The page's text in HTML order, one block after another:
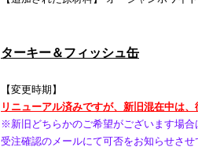
ターキー＆フィッシュ缶
【変更時期】
リニューアル済みですが、新旧混在中は
※新旧どちらかのご希望がございます場合
受注確認のメールにて可否をお知らせさせ